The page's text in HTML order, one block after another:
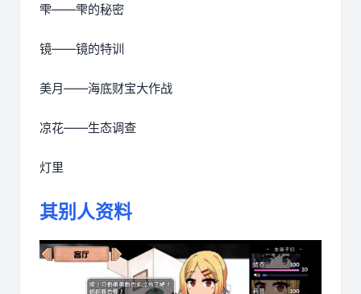
雫——雫的秘密
镜——镜的特训
美月——海底财宝大作战
凉花——生态调查
灯里
其别人资料